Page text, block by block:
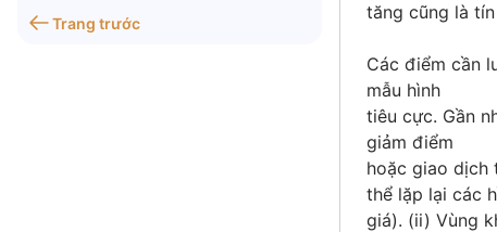
Trang trước
tăng cũng là
Các điểm cần
mẫu hình
tiêu cực. Gần
giảm điểm
hoặc giao dịch
thể lặp lại các
giá). (ii) Vùng